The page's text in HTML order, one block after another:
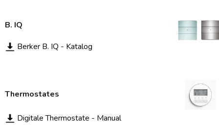
B. IQ
Berker B. IQ - Katalog
Thermostates
Digitale Thermostate - Manual